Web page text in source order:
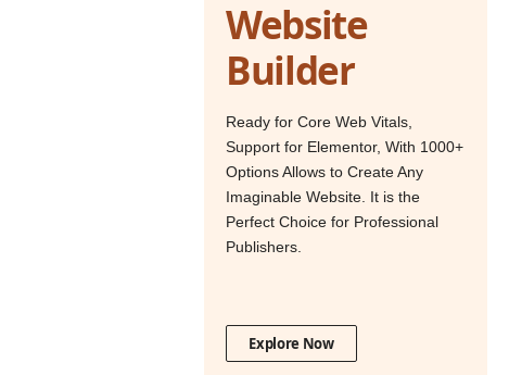
Website
Builder
Ready for Core Web Vitals,
Support for Elementor, With 1000+
Options Allows to Create Any
Imaginable Website. It is the
Perfect Choice for Professional
Publishers.
Explore Now